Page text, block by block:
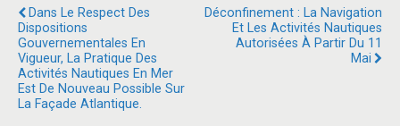
Dans Le Respect Des
Dispositions
Gouvernementales En
Vigueur, La Pratique Des
Activités Nautiques En Mer
Est De Nouveau Possible Sur
La Façade Atlantique.
Déconfinement : La Navigation
Et Les Activités Nautiques
Autorisées À Partir Du 11
Mai